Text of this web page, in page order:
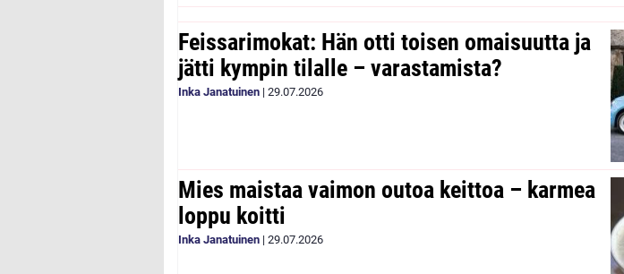
Feissarimokat: Hän otti toisen omaisuutta ja
jätti kympin tilalle – varastamista?
Inka Janatuinen | 29.07.2026
Mies maistaa vaimon outoa keittoa – karmea
loppu koitti
Inka Janatuinen | 29.07.2026